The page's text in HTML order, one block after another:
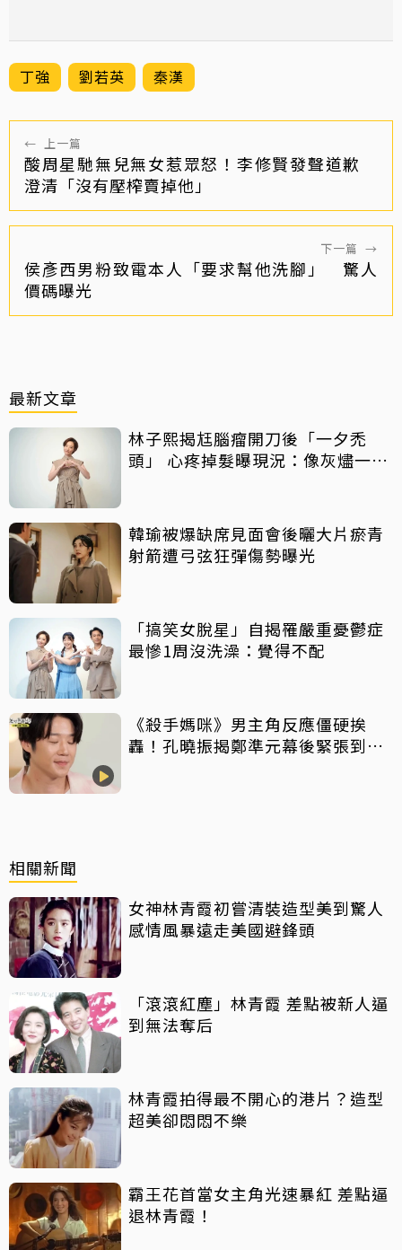
丁強 劉若英 秦漢
← 上一篇
酸周星馳無兒無女惹眾怒！李修賢發聲道歉
澄清「沒有壓榨賣掉他」
下一篇 →
侯彥西男粉致電本人「要求幫他洗腳」 驚人
價碼曝光
最新文章
林子熙揭尪腦瘤開刀後「一夕禿
頭」 心疼掉髮曝現況：像灰燼一直
韓瑜被爆缺席見面會後曬大片瘀青
射箭遭弓弦狂彈傷勢曝光
「搞笑女脫星」自揭罹嚴重憂鬱症
最慘1周沒洗澡：覺得不配
《殺手媽咪》男主角反應僵硬挨
轟！孔曉振揭鄭準元幕後緊張到
相關新聞
女神林青霞初嘗清裝造型美到驚人
感情風暴遠走美國避鋒頭
「滾滾紅塵」林青霞 差點被新人逼
到無法奪后
林青霞拍得最不開心的港片？造型
超美卻悶悶不樂
霸王花首當女主角光速暴紅 差點逼
退林青霞！